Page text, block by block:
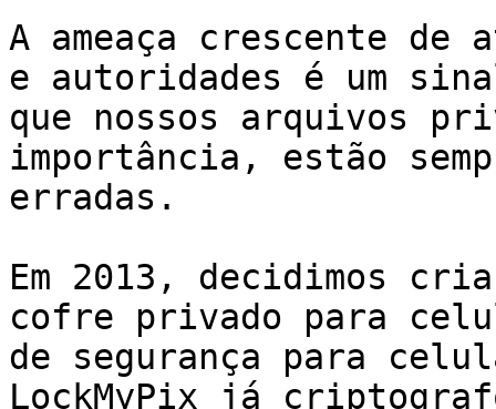
A ameaça crescente de
e autoridades é um
que nossos arquivos
importância, estão
erradas.
Em 2013, decidimos
cofre privado para
de segurança para
LockMyPix já